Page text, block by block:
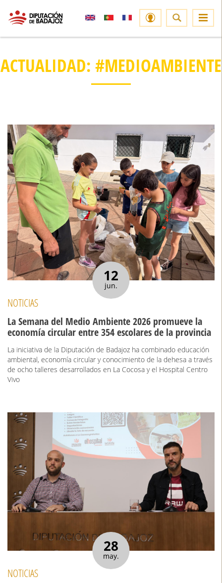
ACTUALIDAD: #MEDIOAMBIENTE
12
jun.
NOTICIAS
La Semana del Medio Ambiente 2026 promueve la
economía circular entre 354 escolares de la provincia
La iniciativa de la Diputación de Badajoz ha combinado educación
ambiental, economía circular y conocimiento de la dehesa a través
de ocho talleres desarrollados en La Cocosa y el Hospital Centro
Vivo
28
may.
NOTICIAS